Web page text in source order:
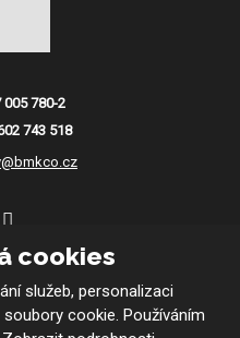
005 780-2
743 518
práva vyhrazena
cookies
služeb, personalizaci
cookie. Používáním